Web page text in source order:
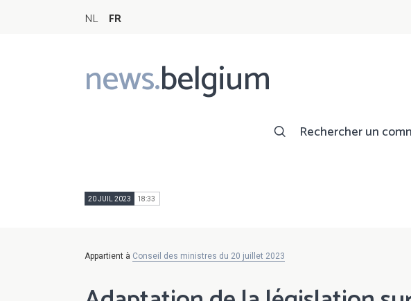
NL FR
news.belgium
Main
navigation
Rechercher un
20 JUIL 2023 18:33
Appartient à Conseil des ministres du 20 juillet 2023